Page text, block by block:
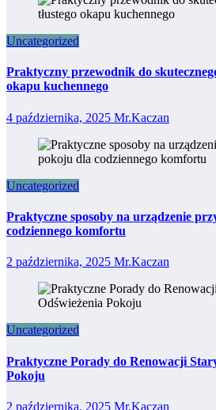
Uncategorized
Praktyczny przewodnik do
okapu kuchennego
4 października, 2025 Mr.Kaczan
Uncategorized
Praktyczne sposoby na urządzenie
codziennego komfortu
2 października, 2025 Mr.Kaczan
Uncategorized
Praktyczne Porady do Renowacji
Pokoju
2 października, 2025 Mr.Kaczan